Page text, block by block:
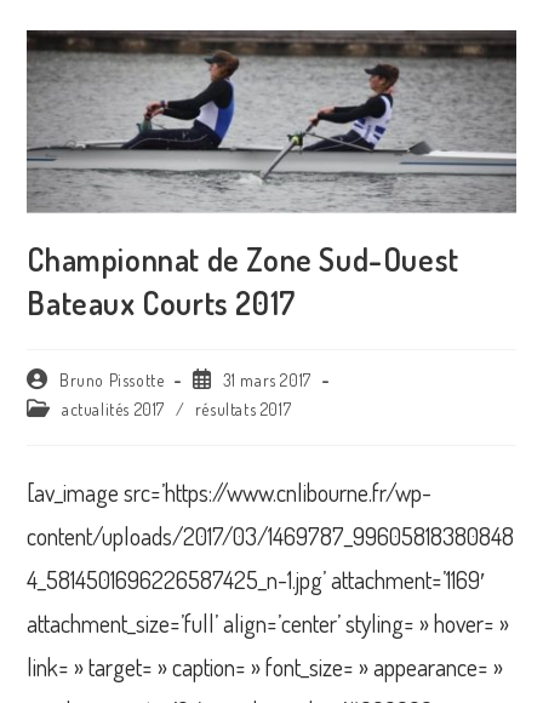
Championnat de Zone Sud-Ouest
Bateaux Courts 2017
Auteur/autrice
de
Bruno Pissotte
Publication
publiée :
31 mars 2017
Post actualités 2017 / résultats 2017
[av_image src=’https://www.cnlibourne.fr/wp-
content/uploads/2017/03/1469787_99605818380848
4_5814501696226587425_n-1.jpg’ attachment=’1169′
attachment_size=’full’ align=’center’ styling= » hover= »
link= » target= » caption= » font_size= » appearance= »